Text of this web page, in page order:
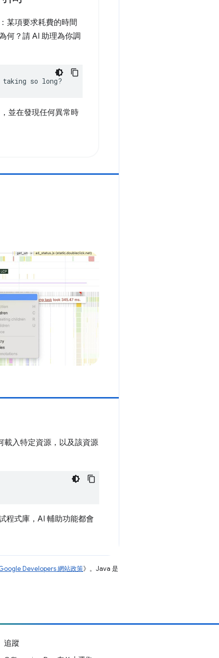
某項要求耗費的時間
何？請 AI 助理為你調
so long?
並在發現任何異常時
載入特定資源，以及該資源
程式庫，AI 輔助功能都會
Developers 網站政策》。Java 是
追蹤